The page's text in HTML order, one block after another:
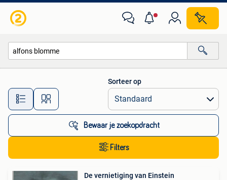
Alle afstanden…
Sorteer op
Bewaar je zoekopdracht
Filters
De vernietiging van Einstein